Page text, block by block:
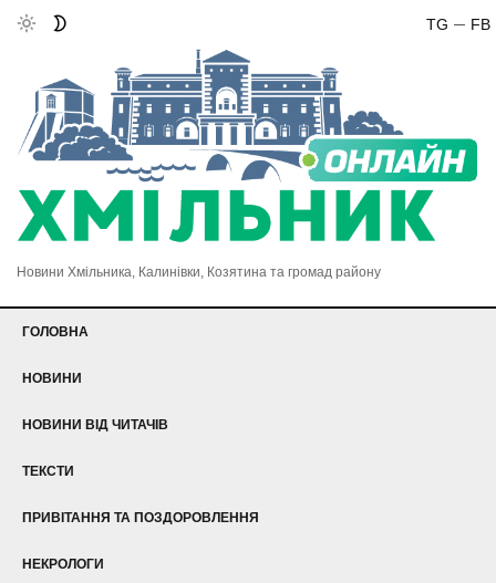
FB
TG
Новини Хмільника, Калинівки, Козятина та громад району
ГОЛОВНА
НОВИНИ
НОВИНИ ВІД ЧИТАЧІВ
ТЕКСТИ
ПРИВІТАННЯ ТА ПОЗДОРОВЛЕННЯ
НЕКРОЛОГИ